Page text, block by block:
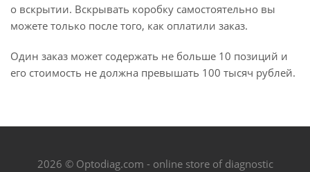
о вскрытии. Вскрывать коробку самостоятельно вы
можете только после того, как оплатили заказ.
Один заказ может содержать не больше 10 позиций и
его стоимость не должна превышать 100 тысяч рублей.
2026 © Optodiag.com - online store of diagnostic